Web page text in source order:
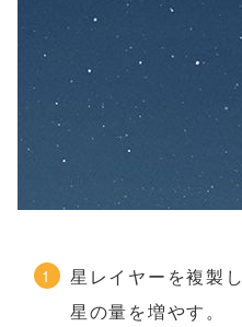
星レイヤーを複製
星の量を増やす。